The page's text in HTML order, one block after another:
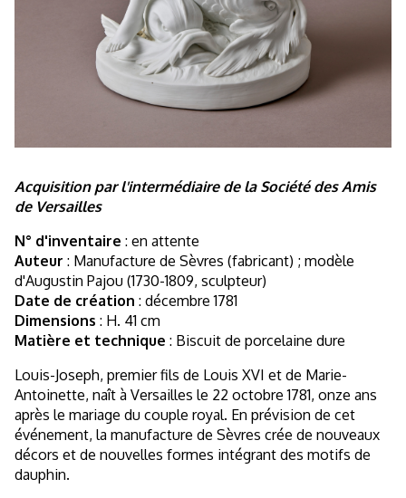
Acquisition par l'intermédiaire de la Société des Amis
de Versailles
N° d'inventaire : en attente
Auteur : Manufacture de Sèvres (fabricant) ; modèle
d'Augustin Pajou (1730-1809, sculpteur)
Date de création : décembre 1781
Dimensions : H. 41 cm
Matière et technique : Biscuit de porcelaine dure
Louis-Joseph, premier fils de Louis XVI et de Marie-
Antoinette, naît à Versailles le 22 octobre 1781, onze ans
après le mariage du couple royal. En prévision de cet
événement, la manufacture de Sèvres crée de nouveaux
décors et de nouvelles formes intégrant des motifs de
dauphin.